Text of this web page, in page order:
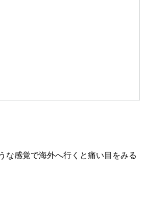
な感覚で海外へ行くと痛い目をみる